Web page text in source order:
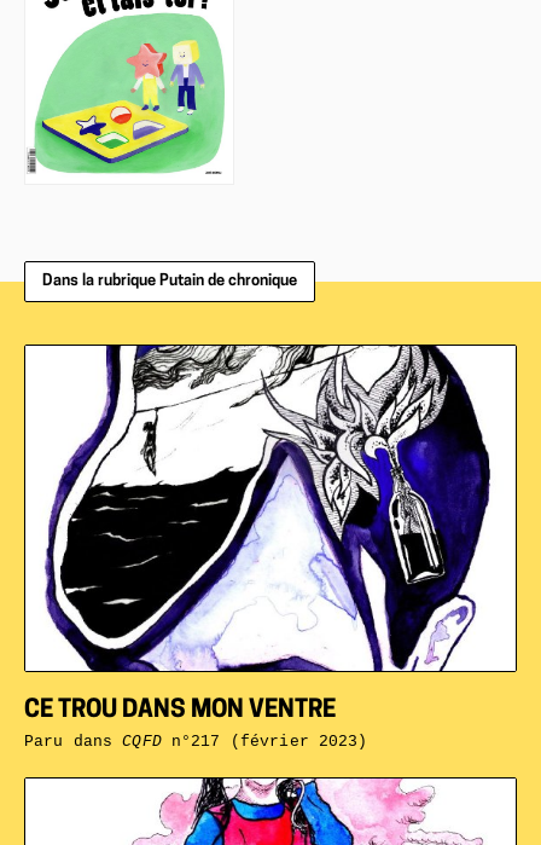
Dans la rubrique Putain de chronique
CE TROU DANS MON VENTRE
Paru dansCQFDn°217 (février 2023)